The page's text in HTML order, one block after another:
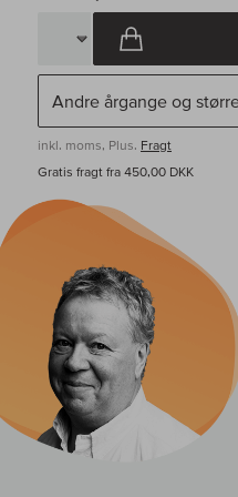
inkl. moms, Plus. Fragt
Gratis fragt fra 450,00 DKK